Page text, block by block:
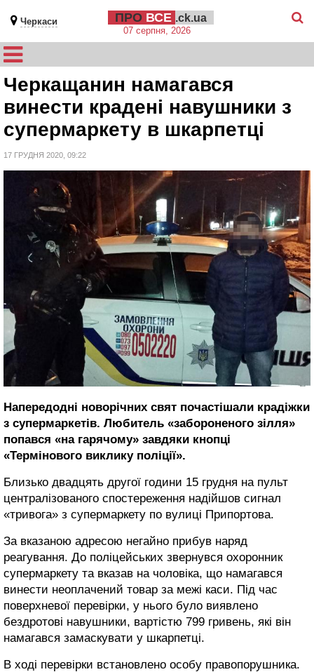
Черкаси ПРО ВСЕ .ck.ua
07 серпня, 2026
Черкащанин намагався
винести крадені навушники з
супермаркету в шкарпетці
17 ГРУДНЯ 2020, 09:22
Напередодні новорічних свят почастішали крадіжки
з супермаркетів. Любитель «забороненого зілля»
попався «на гарячому» завдяки кнопці
«Термінового виклику поліції».
Близько двадцять другої години 15 грудня на пульт
централізованого спостереження надійшов сигнал
«тривога» з супермаркету по вулиці Припортова.
За вказаною адресою негайно прибув наряд
реагування. До поліцейських звернувся охоронник
супермаркету та вказав на чоловіка, що намагався
винести неоплачений товар за межі каси. Під час
поверхневої перевірки, у нього було виявлено
бездротові навушники, вартістю 799 гривень, які він
намагався замаскувати у шкарпетці.
В ході перевірки встановлено особу правопорушника.